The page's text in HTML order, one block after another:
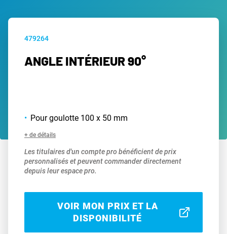
479264
ANGLE INTÉRIEUR 90°
Pour goulotte 100 x 50 mm
+ de détails
Les titulaires d'un compte pro bénéficient de prix
personnalisés et peuvent commander directement
depuis leur espace pro.
VOIR MON PRIX ET LA
DISPONIBILITÉ